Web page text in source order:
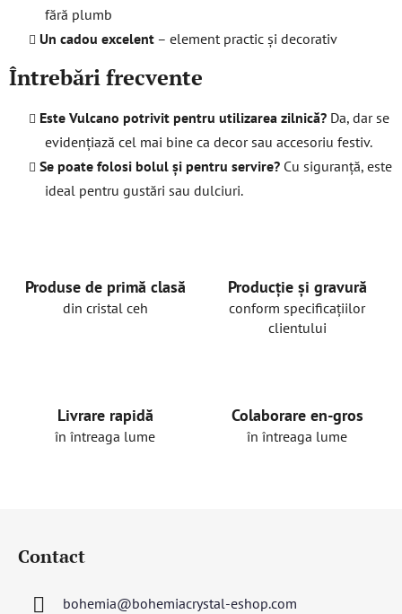
fără plumb
Un cadou excelent – element practic și decorativ
Întrebări frecvente
Este Vulcano potrivit pentru utilizarea zilnică? Da, dar se
evidențiază cel mai bine ca decor sau accesoriu festiv.
Se poate folosi bolul și pentru servire? Cu siguranță, este
ideal pentru gustări sau dulciuri.
Produse de primă clasă
din cristal ceh
Producție și gravură
conform specificațiilor
clientului
Livrare rapidă
în întreaga lume
Colaborare en-gros
în întreaga lume
Contact
bohemia@bohemiacrystal-eshop.com